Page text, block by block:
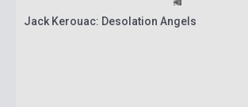
Jack Kerouac: Desolation Angels